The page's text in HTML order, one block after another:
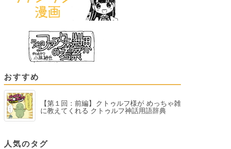
おすすめ
【第１回：前編】クトゥルフ様が めっちゃ雑
に教えてくれる クトゥルフ神話用語辞典
人気のタグ